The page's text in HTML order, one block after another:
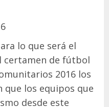
lo que será el
certamen de fútbol
2016 los
que los equipos que
desde este